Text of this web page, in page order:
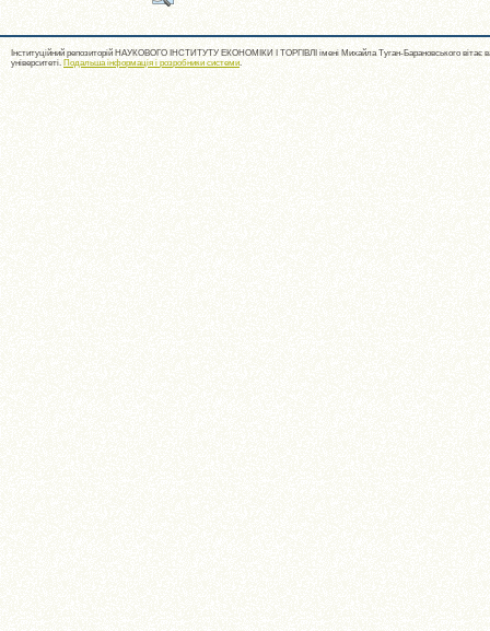
Інституційний репозиторій НАУКОВОГО ІНСТИТУТУ ЕКОНОМІКИ І ТОРГІВЛІ імені Михайла Туган-Барановського вітає
університеті. Подальша інформація і розробники системи